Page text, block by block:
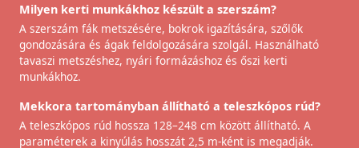
Milyen kerti munkákhoz készült a szerszám?
A szerszám fák metszésére, bokrok igazítására, szőlők
gondozására és ágak feldolgozására szolgál. Használható
tavaszi metszéshez, nyári formázáshoz és őszi kerti
munkákhoz.
Mekkora tartományban állítható a teleszkópos rúd?
A teleszkópos rúd hossza 128–248 cm között állítható. A
paraméterek a kinyúlás hosszát 2,5 m-ként is megadják.